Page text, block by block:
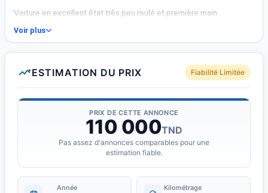
Voiture en excellent état très peu roulé et première main
Voir plus
ESTIMATION DU PRIX Fiabilité Limitée
PRIX DE CETTE ANNONCE
110 000TND
Pas assez d'annonces comparables pour une
estimation fiable.
Année Kilométrage